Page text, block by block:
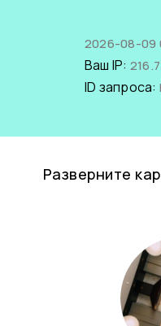
2026-08-09
Ваш IP:
ID запроса:
Разверните